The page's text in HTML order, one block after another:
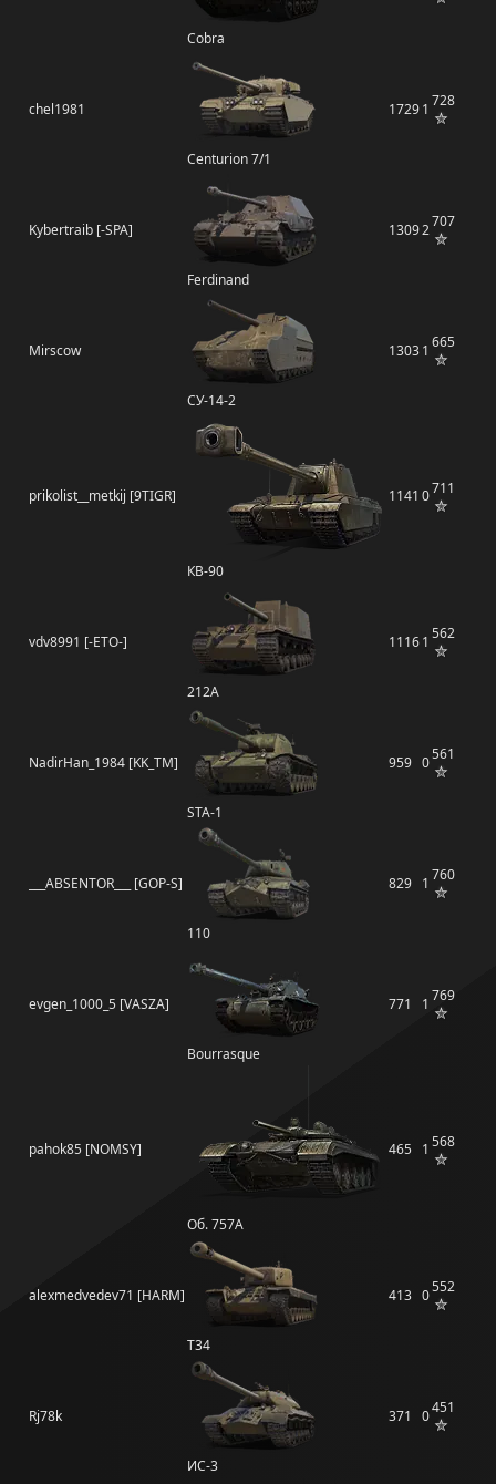
Cobra
chel1981
Centurion 7/1
17291 728
Kybertraib [-SPA]
Ferdinand
13092707
Mirscow
СУ-14-2
13031 665
prikolist__metkij [9TIGR]
КВ-90
1141 0711
vdv8991 [-ETO-]
212А
11161 562
NadirHan_1984 [KK_TM]
STA-1
959 0561
___ABSENTOR___ [GOP-S]
110
829 1 760
evgen_1000_5 [VASZA]
Bourrasque
771 1 769
pahok85 [NOMSY]
Об. 757А
465 1 568
alexmedvedev71 [HARM]
T34
413 0552
Rj78k
ИС-3
371 0451